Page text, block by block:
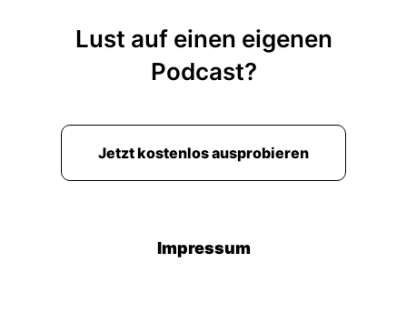
Lust auf einen eigenen
Podcast?
Jetzt kostenlos ausprobieren
Impressum